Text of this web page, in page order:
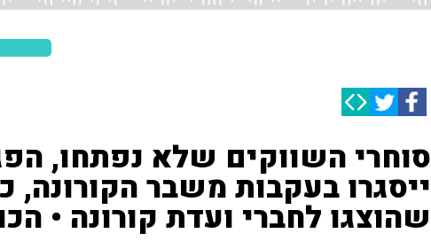
ייסגרו בעקבות משבר הקורונה,
שהוצגו לחברי ועדת קורונה •